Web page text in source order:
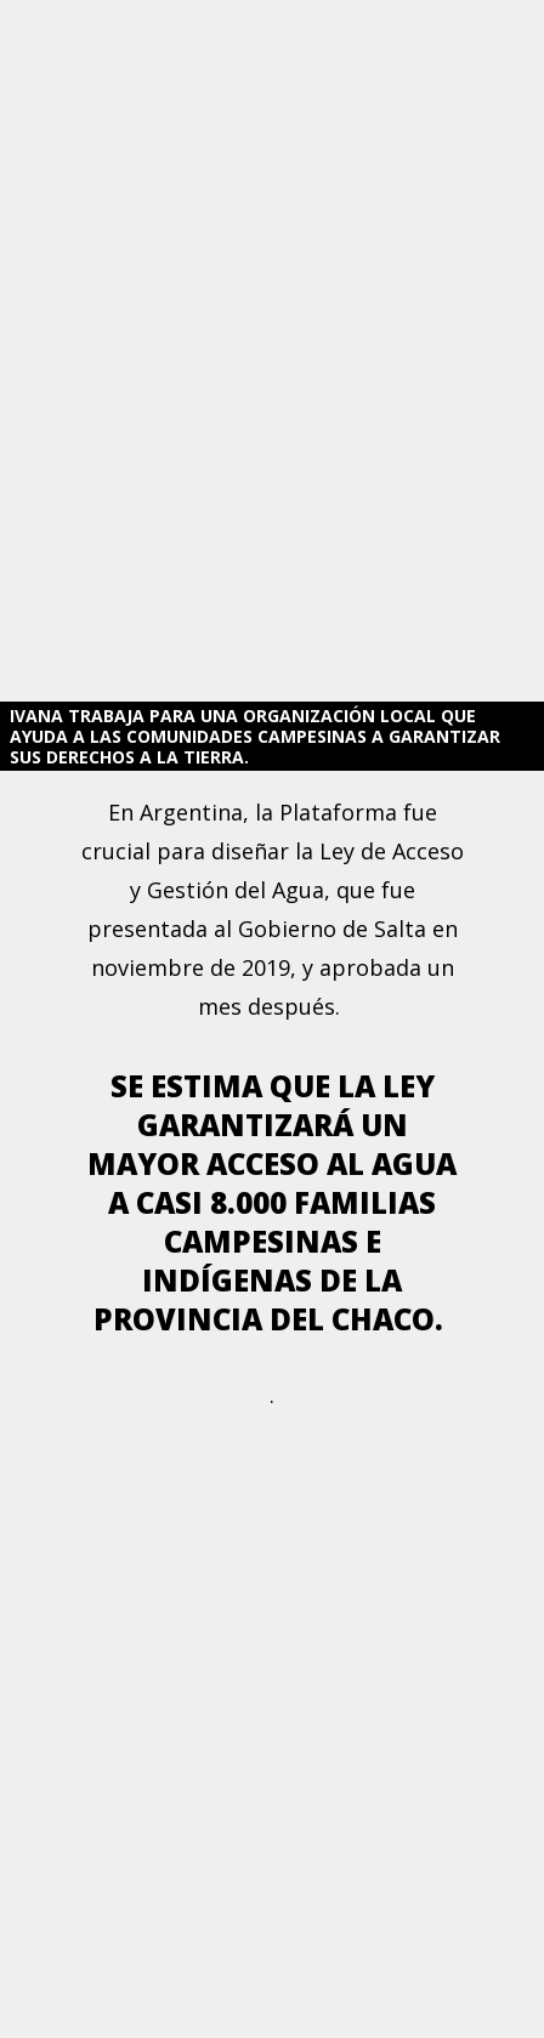
IVANA TRABAJA PARA UNA ORGANIZACIÓN LOCAL QUE
AYUDA A LAS COMUNIDADES CAMPESINAS A GARANTIZAR
SUS DERECHOS A LA TIERRA.
En Argentina, la Plataforma fue
crucial para diseñar la Ley de Acceso
y Gestión del Agua, que fue
presentada al Gobierno de Salta en
noviembre de 2019, y aprobada un
mes después.
SE ESTIMA QUE LA LEY
GARANTIZARÁ UN
MAYOR ACCESO AL AGUA
A CASI 8.000 FAMILIAS
CAMPESINAS E
INDÍGENAS DE LA
PROVINCIA DEL CHACO.
.